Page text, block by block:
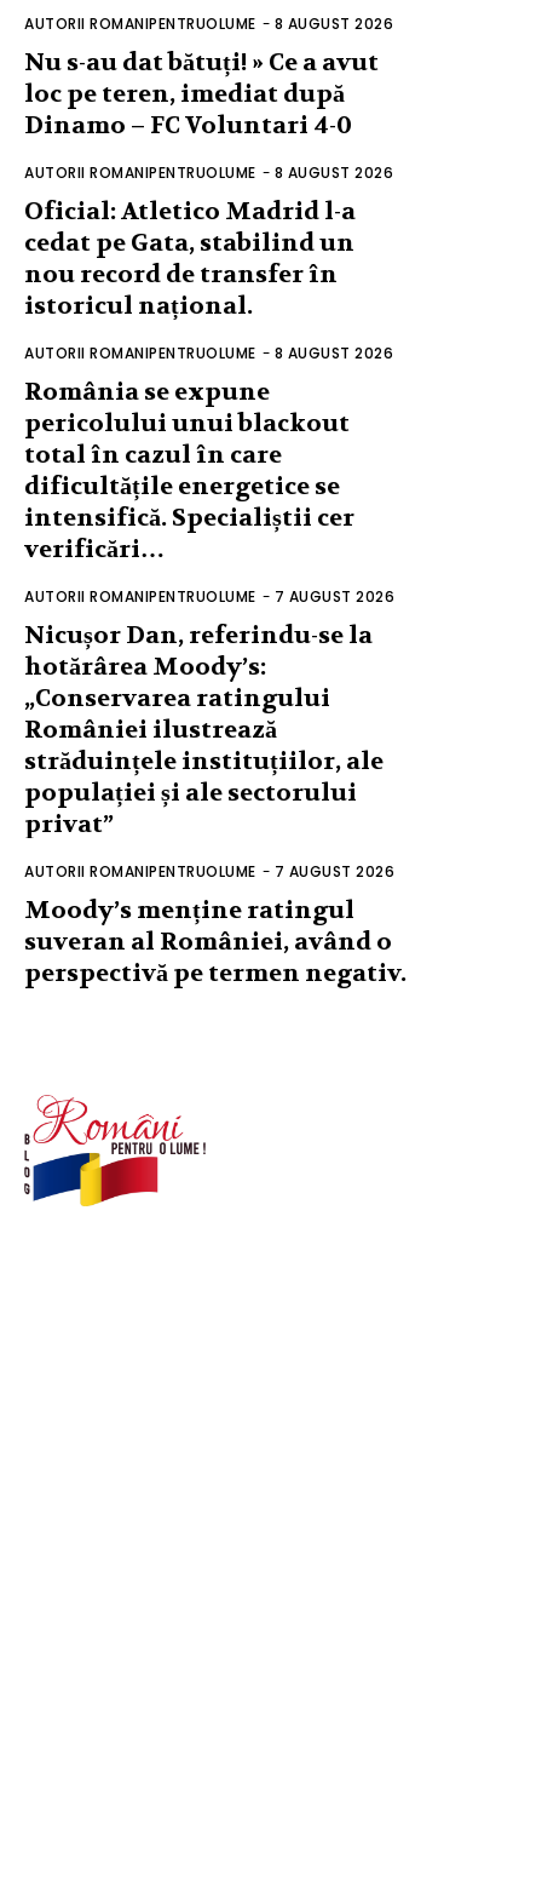
AUTORII ROMANIPENTRUOLUME - 8 AUGUST 2026
Nu s-au dat bătuți! » Ce a avut
loc pe teren, imediat după
Dinamo – FC Voluntari 4-0
AUTORII ROMANIPENTRUOLUME - 8 AUGUST 2026
Oficial: Atletico Madrid l-a
cedat pe Gata, stabilind un
nou record de transfer în
istoricul național.
AUTORII ROMANIPENTRUOLUME - 8 AUGUST 2026
România se expune
pericolului unui blackout
total în cazul în care
dificultățile energetice se
intensifică. Specialiștii cer
verificări…
AUTORII ROMANIPENTRUOLUME - 7 AUGUST 2026
Nicușor Dan, referindu-se la
hotărârea Moody’s:
„Conservarea ratingului
României ilustrează
străduințele instituțiilor, ale
populației și ale sectorului
privat”
AUTORII ROMANIPENTRUOLUME - 7 AUGUST 2026
Moody’s menține ratingul
suveran al României, având o
perspectivă pe termen negativ.